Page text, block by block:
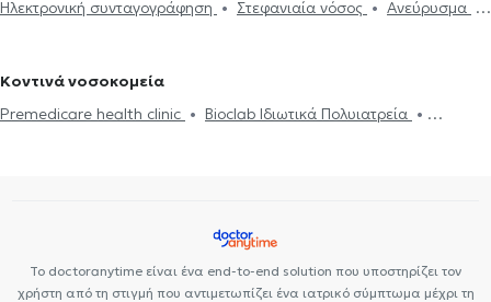
Ηλεκτρονική συνταγογράφηση
Στεφανιαία νόσος
Ανεύρυσμα
Κοντινά νοσοκομεία
Premedicare health clinic
Bioclab Ιδιωτικά Πολυιατρεία
Το doctoranytime είναι ένα end-to-end solution που υποστηρίζει τον
χρήστη από τη στιγμή που αντιμετωπίζει ένα ιατρικό σύμπτωμα μέχρι τη